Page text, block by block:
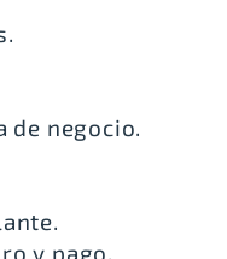
de negocio.
y pago.